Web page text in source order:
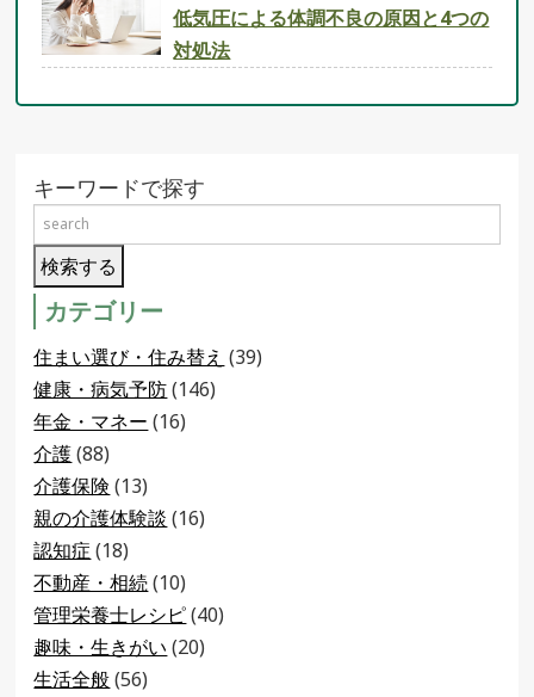
低気圧による体調不良の原因と4つの
対処法
キーワードで探す
カテゴリー
住まい選び・住み替え (39)
健康・病気予防(146)
年金・マネー (16)
介護(88)
介護保険 (13)
親の介護体験談 (16)
認知症 (18)
不動産・相続(10)
管理栄養士レシピ(40)
趣味・生きがい (20)
生活全般(56)